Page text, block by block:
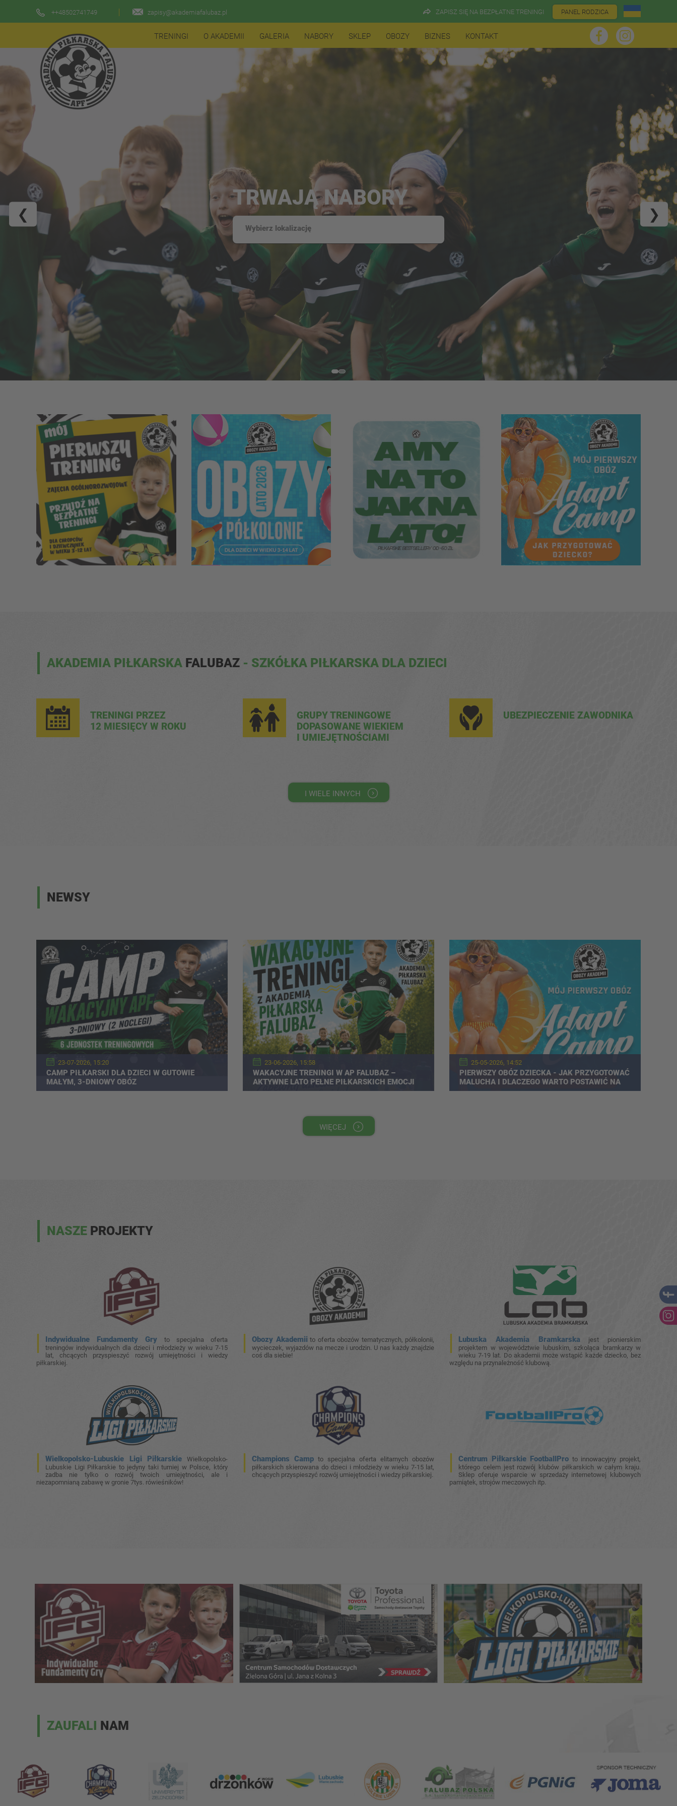
++48502741749 zapisy@akademiafalubaz.pl ZAPISZ SIĘ NA BEZPŁATNE TRENINGI PANEL RODZICA
TRENINGI O AKADEMII GALERIA NABORY SKLEP OBOZY BIZNES KONTAKT
TRWAJĄ NABORY
❮ ❯
AKADEMIA PIŁKARSKA FALUBAZ - SZKÓŁKA PIŁKARSKA DLA DZIECI
TRENINGI PRZEZ
12 MIESIĘCY W ROKU
GRUPY TRENINGOWE
DOPASOWANE WIEKIEM
I UMIEJĘTNOŚCIAMI
UBEZPIECZENIE ZAWODNIKA
I WIELE INNYCH
NEWSY
23-07-2026, 15:20
CAMP PIŁKARSKI DLA DZIECI W GUTOWIE
MAŁYM, 3-DNIOWY OBÓZ
23-06-2026, 15:58
WAKACYJNE TRENINGI W AP FALUBAZ –
AKTYWNE LATO PEŁNE PIŁKARSKICH EMOCJI
25-05-2026, 14:52
PIERWSZY OBÓZ DZIECKA - JAK PRZYGOTOWAĆ
MALUCHA I DLACZEGO WARTO POSTAWIĆ NA
WYJAZD SPORTOWY?
WIĘCEJ
NASZE PROJEKTY
Indywidualne Fundamenty Gry to specjalna oferta
treningów indywidualnych dla dzieci i młodzieży w wieku 7-15
lat, chcących przyspieszyć rozwój umiejętności i wiedzy
piłkarskiej.
Obozy Akademii to oferta obozów tematycznych, półkolonii,
wycieczek, wyjazdów na mecze i urodzin. U nas każdy znajdzie
coś dla siebie!
Lubuska Akademia Bramkarska jest pionierskim
projektem w województwie lubuskim, szkoląca bramkarzy w
wieku 7-19 lat. Do akademii może wstąpić każde dziecko, bez
względu na przynależność klubową.
Wielkopolsko-Lubuskie Ligi Piłkarskie Wielkopolsko-
Lubuskie Ligi Piłkarskie to jedyny taki turniej w Polsce, który
zadba nie tylko o rozwój twoich umiejętności, ale i
niezapomnianą zabawę w gronie 7tys. rówieśników!
Champions Camp to specjalna oferta elitarnych obozów
piłkarskich skierowana do dzieci i młodzieży w wieku 7-15 lat,
chcących przyspieszyć rozwój umiejętności i wiedzy piłkarskiej.
Centrum Piłkarskie FootballPro to innowacyjny projekt,
którego celem jest rozwój klubów piłkarskich w całym kraju.
Sklep oferuje wsparcie w sprzedaży internetowej klubowych
pamiątek, strojów meczowych itp.
ZAUFALI NAM